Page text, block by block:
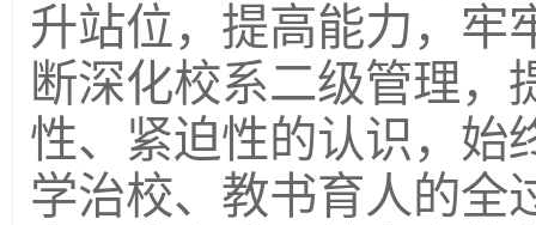
升站位，提高能力，牢
断深化校系二级管理，
性、紧迫性的认识，始
学治校、教书育人的全